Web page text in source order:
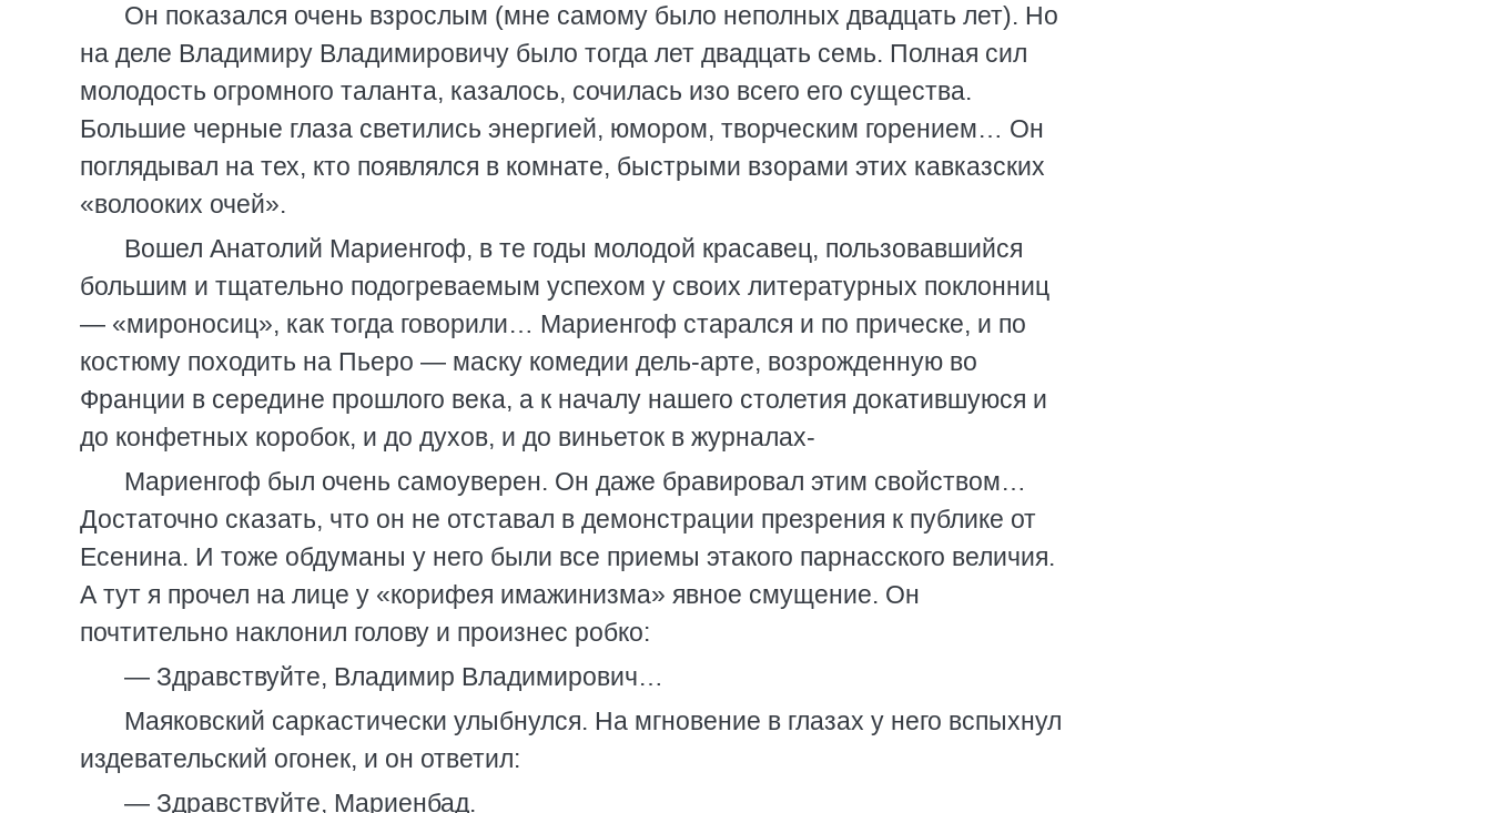
Он показался очень взрослым (мне самому было неполных двадцать лет). Но
на деле Владимиру Владимировичу было тогда лет двадцать семь. Полная сил
молодость огромного таланта, казалось, сочилась изо всего его существа.
Большие черные глаза светились энергией, юмором, творческим горением… Он
поглядывал на тех, кто появлялся в комнате, быстрыми взорами этих кавказских
«волооких очей».
Вошел Анатолий Мариенгоф, в те годы молодой красавец, пользовавшийся
большим и тщательно подогреваемым успехом у своих литературных поклонниц
— «мироносиц», как тогда говорили… Мариенгоф старался и по прическе, и по
костюму походить на Пьеро — маску комедии дель-арте, возрожденную во
Франции в середине прошлого века, а к началу нашего столетия докатившуюся и
до конфетных коробок, и до духов, и до виньеток в журналах-
Мариенгоф был очень самоуверен. Он даже бравировал этим свойством…
Достаточно сказать, что он не отставал в демонстрации презрения к публике от
Есенина. И тоже обдуманы у него были все приемы этакого парнасского величия.
А тут я прочел на лице у «корифея имажинизма» явное смущение. Он
почтительно наклонил голову и произнес робко:
— Здравствуйте, Владимир Владимирович…
Маяковский саркастически улыбнулся. На мгновение в глазах у него вспыхнул
издевательский огонек, и он ответил:
— Здравствуйте, Мариенбад.